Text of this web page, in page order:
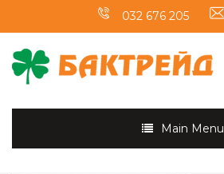
032 676 205
Main Menu